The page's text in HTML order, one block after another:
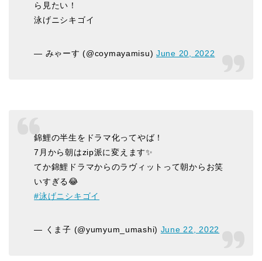
ら見たい！
泳げニシキゴイ
— みゃーす (@coymayamisu)June 20, 2022
錦鯉の半生をドラマ化ってやば！
7月から朝はzip派に変えます✨
てか錦鯉ドラマからのラヴィットって朝からお笑
いすぎる😂
#泳げニシキゴイ
— くま子 (@yumyum_umashi) June 22, 2022